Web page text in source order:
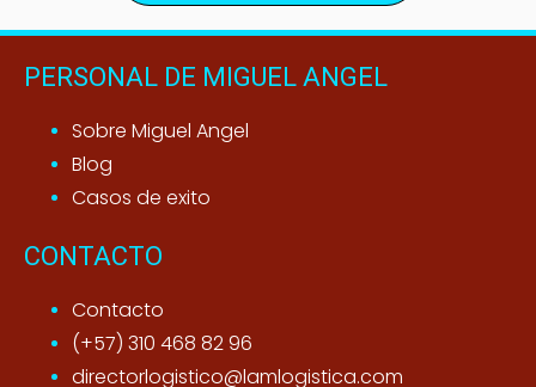
PERSONAL DE MIGUEL ANGEL
Sobre Miguel Angel
Blog
Casos de exito
CONTACTO
Contacto
(+57) 310 468 82 96
directorlogistico@lamlogistica.com